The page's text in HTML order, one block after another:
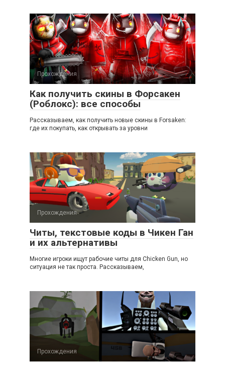
Прохождения
Как получить скины в Форсакен
(Роблокс): все способы
Рассказываем, как получить новые скины в Forsaken:
где их покупать, как открывать за уровни
Прохождения
Читы, текстовые коды в Чикен Ган
и их альтернативы
Многие игроки ищут рабочие читы для Chicken Gun, но
ситуация не так проста. Рассказываем,
Прохождения